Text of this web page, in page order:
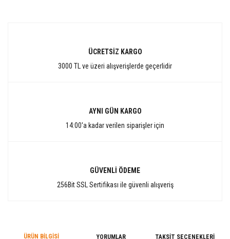
ÜCRETSİZ KARGO
3000 TL ve üzeri alışverişlerde geçerlidir
AYNI GÜN KARGO
14:00'a kadar verilen siparişler için
GÜVENLİ ÖDEME
256Bit SSL Sertifikası ile güvenli alışveriş
ÜRÜN BILGISI YORUMLAR TAKSIT SEÇENEKLERI